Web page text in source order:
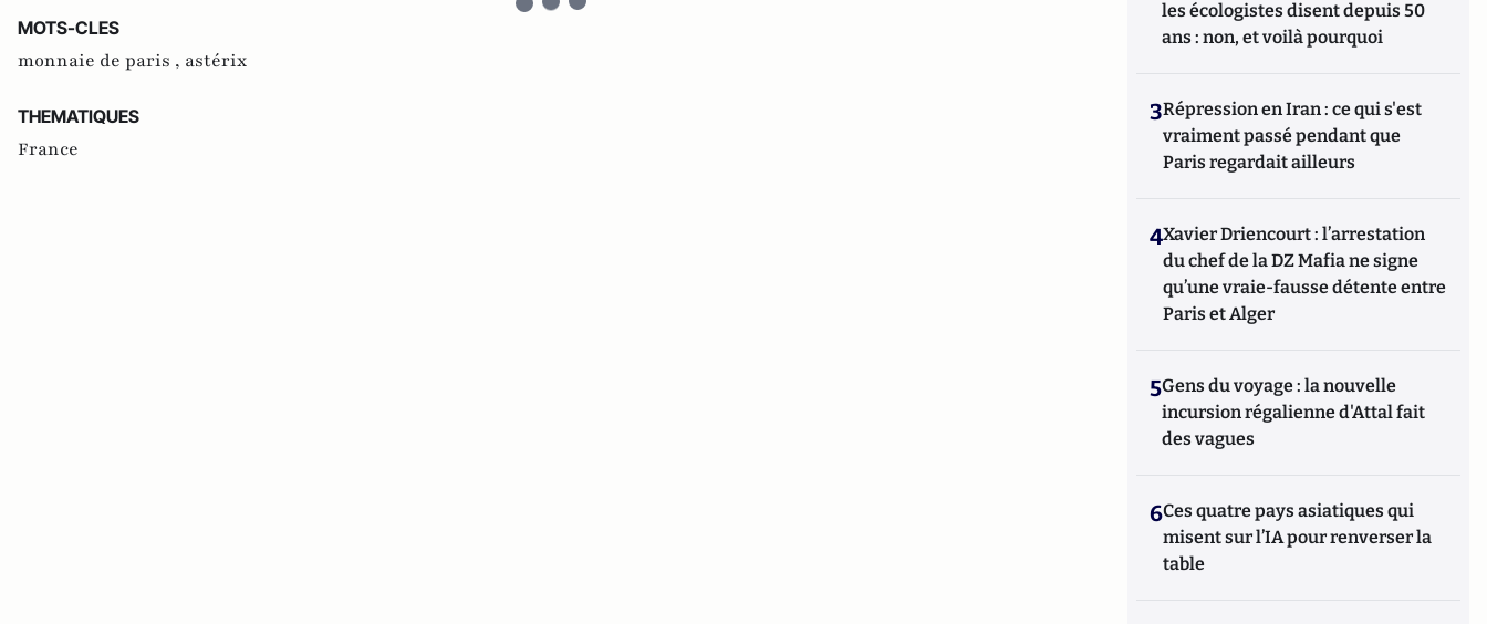
MOTS-CLES
monnaie de paris , astérix
THEMATIQUES
France
les écologistes disent depuis 50
ans : non, et voilà pourquoi
3Répression en Iran : ce qui s'est
vraiment passé pendant que
Paris regardait ailleurs
4Xavier Driencourt : l’arrestation
du chef de la DZ Mafia ne signe
qu’une vraie-fausse détente entre
Paris et Alger
5Gens du voyage : la nouvelle
incursion régalienne d'Attal fait
des vagues
6Ces quatre pays asiatiques qui
misent sur l’IA pour renverser la
table